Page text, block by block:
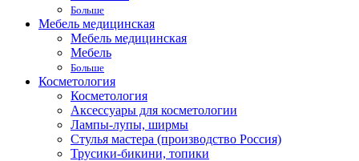
Больше
Мебель медицинская
Мебель медицинская
Мебель
Больше
Косметология
Косметология
Аксессуары для косметологии
Лампы-лупы, ширмы
Стулья мастера (производство Россия)
Трусики-бикини, топики